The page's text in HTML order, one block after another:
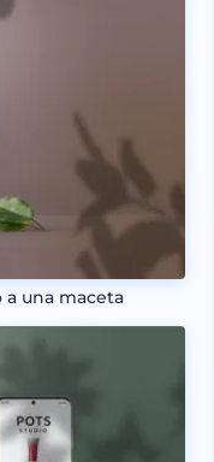
a una maceta